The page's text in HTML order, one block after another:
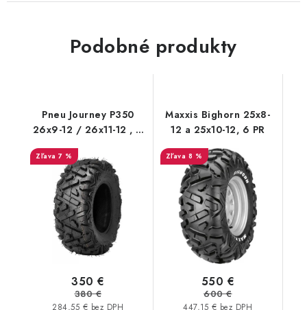
Podobné produkty
Pneu Journey P350
26x9-12 / 26x11-12 , 6
PR Bulldog B350
7 %
284,55 € bez DPH
350 €
380 €
Maxxis Bighorn 25x8-
12 a 25x10-12, 6 PR
8 %
447,15 € bez DPH
550 €
600 €